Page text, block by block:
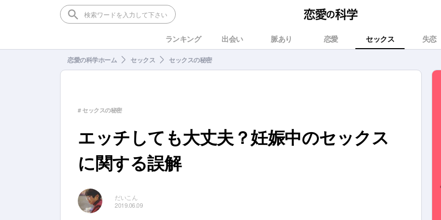
ランキング 出会い 脈あり 恋愛 セックス 失恋
恋愛の科学ホーム セックス セックスの秘密
# セックスの秘密
エッチしても大丈夫？妊娠中のセックス
に関する誤解
だいこん
2019.06.09